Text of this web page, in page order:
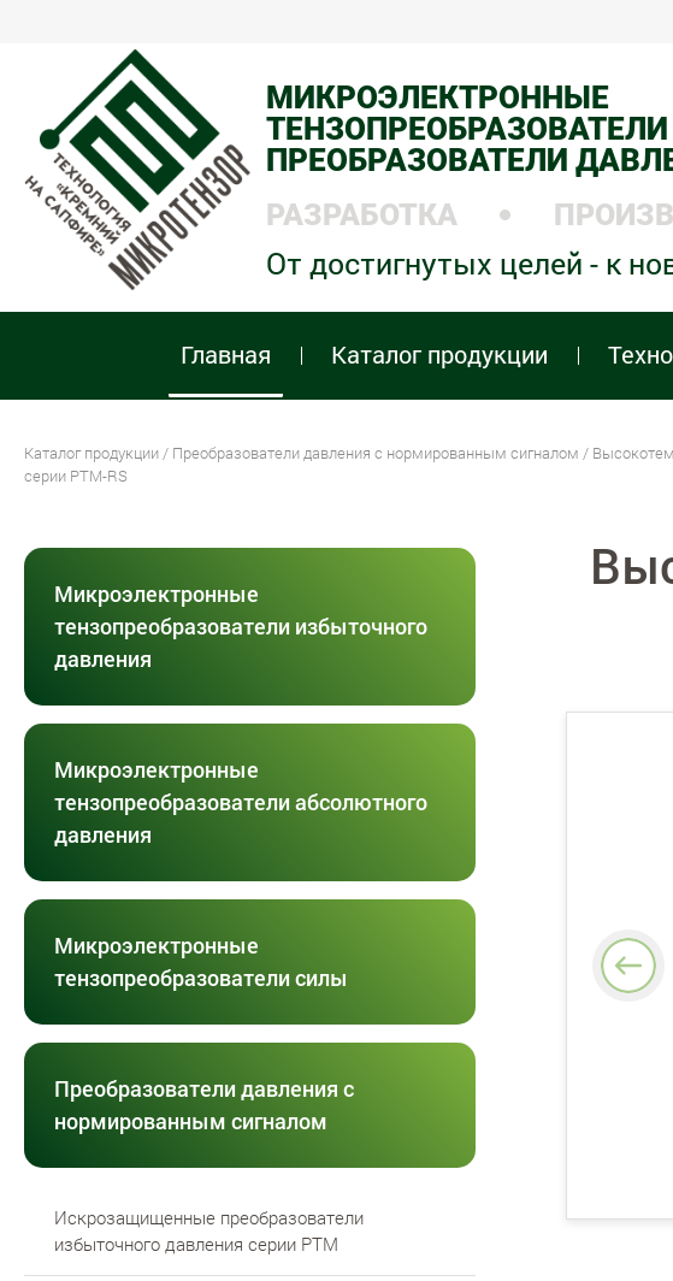
МИКРОЭЛЕКТРОННЫЕ
ПРЕОБРАЗОВАТЕЛИ
РАЗРАБОТКА
От достигнутых целей - к
Главная Каталог продукции
Каталог продукции/ Преобразователи давления с нормированным сигналом /
серии PTM-RS
Микроэлектронные
тензопреобразователи избыточного
давления
Микроэлектронные
тензопреобразователи абсолютного
давления
Микроэлектронные
тензопреобразователи силы
Преобразователи давления с
нормированным сигналом
Искрозащищенные преобразователи
избыточного давления серии РТМ